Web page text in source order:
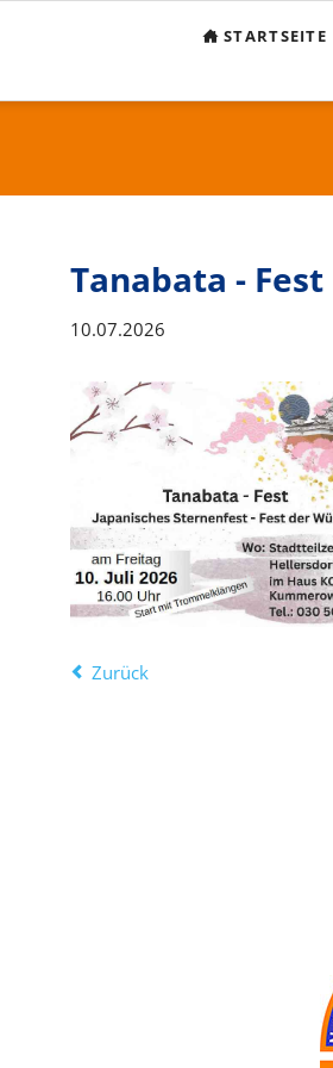
STARTSEITE
Tanabata - Fest
10.07.2026
Zurück